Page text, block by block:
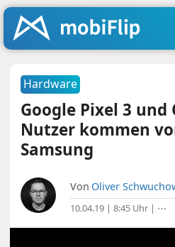
Hardware
Google Pixel 3 und
Nutzer kommen
Samsung
Von Oliver
10.04.19 | 8:45 Uhr | ⋯